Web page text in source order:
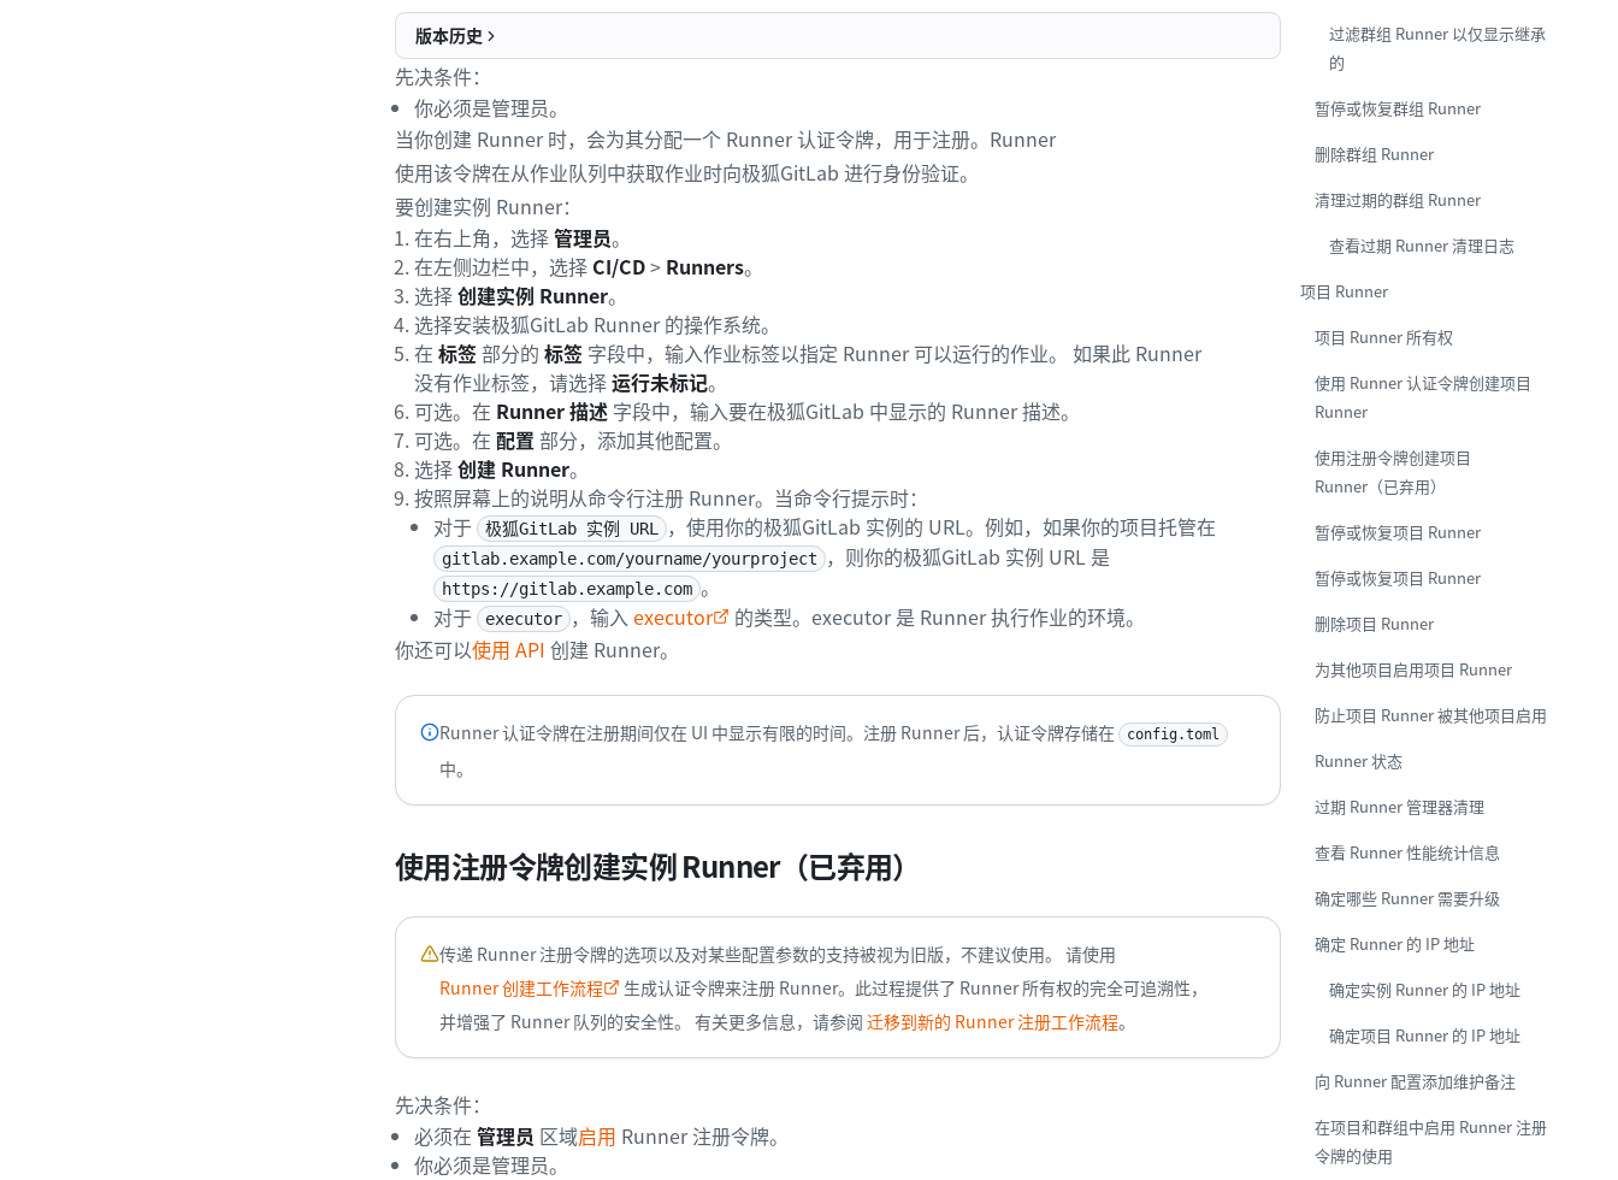
版本历史
先决条件：
你必须是管理员。
当你创建 Runner 时，会为其分配一个 Runner 认证令牌，用于注册。Runner
使用该令牌在从作业队列中获取作业时向极狐GitLab 进行身份验证。
要创建实例 Runner：
在右上角，选择管理员。
在左侧边栏中，选择 CI/CD> Runners。
选择创建实例 Runner。
选择安装极狐GitLab Runner 的操作系统。
在 标签部分的 标签 字段中，输入作业标签以指定 Runner 可以运行的作业。 如果此 Runner
没有作业标签，请选择运行未标记。
可选。在 Runner 描述 字段中，输入要在极狐GitLab 中显示的 Runner 描述。
可选。在 配置 部分，添加其他配置。
选择创建 Runner。
按照屏幕上的说明从命令行注册 Runner。当命令行提示时：
对于
极狐GitLab 实例 URL ，使用你的极狐GitLab 实例的 URL。例如，如果你的项目托管在
gitlab.example.com/yourname/yourproject ，则你的极狐GitLab 实例 URL 是
https://gitlab.example.com 。
对于
executor ，输入 executor
的类型。executor 是 Runner 执行作业的环境。
你还可以使用 API 创建 Runner。
Runner 认证令牌在注册期间仅在 UI 中显示有限的时间。注册 Runner 后，认证令牌存储在 config.toml
中。
使用注册令牌创建实例 Runner（已弃用）
传递 Runner 注册令牌的选项以及对某些配置参数的支持被视为旧版，不建议使用。 请使用
Runner 创建工作流程
生成认证令牌来注册 Runner。此过程提供了 Runner 所有权的完全可追溯性，
并增强了 Runner 队列的安全性。 有关更多信息，请参阅 迁移到新的 Runner 注册工作流程。
先决条件：
必须在 管理员 区域启用 Runner 注册令牌。
你必须是管理员。
过滤群组 Runner 以仅显示继承
的
暂停或恢复群组 Runner
删除群组 Runner
清理过期的群组 Runner
查看过期 Runner 清理日志
项目 Runner
项目 Runner 所有权
使用 Runner 认证令牌创建项目
Runner
使用注册令牌创建项目
Runner（已弃用）
暂停或恢复项目 Runner
暂停或恢复项目 Runner
删除项目 Runner
为其他项目启用项目 Runner
防止项目 Runner 被其他项目启用
Runner 状态
过期 Runner 管理器清理
查看 Runner 性能统计信息
确定哪些 Runner 需要升级
确定 Runner 的 IP 地址
确定实例 Runner 的 IP 地址
确定项目 Runner 的 IP 地址
向 Runner 配置添加维护备注
在项目和群组中启用 Runner 注册
令牌的使用